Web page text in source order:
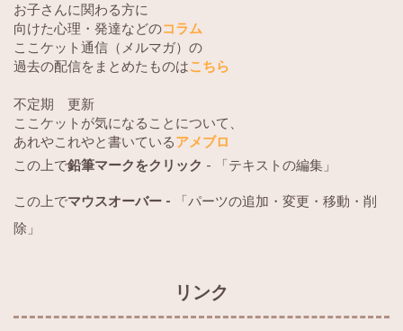
お子さんに関わる方に
向けた心理・発達などのコラム
ここケット通信（メルマガ）の
過去の配信をまとめたものはこちら
不定期 更新
ここケットが気になることについて、
あれやこれやと書いているアメブロ
この上で鉛筆マークをクリック - 「テキストの編集」
この上でマウスオーバー -
「パーツの追加・変更・移動・削
除」
リンク